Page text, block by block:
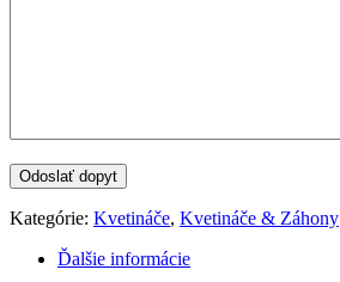
Kategórie: Kvetináče, Kvetináče & Záhony
Ďalšie informácie